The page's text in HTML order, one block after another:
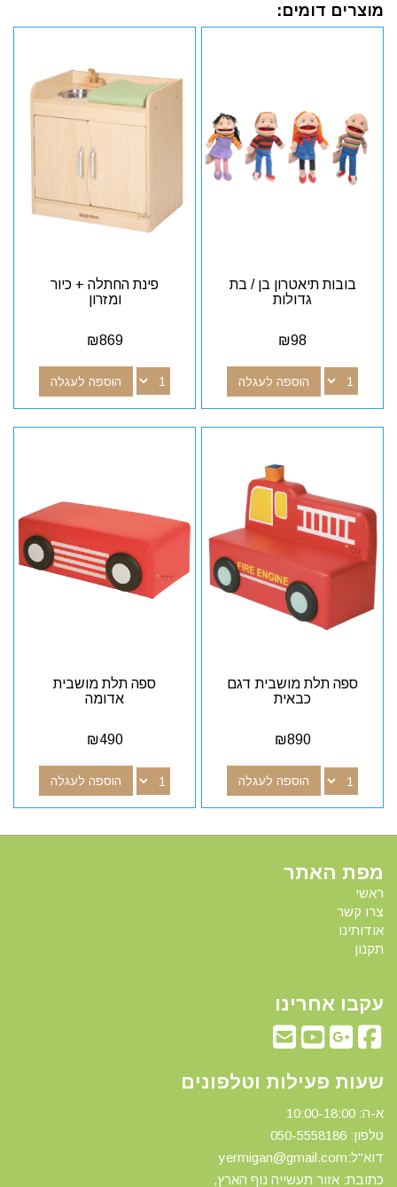
מוצרים דומים:
בובות תיאטרון בן / בת
גדולות
₪98
הוספה לעגלה
פינת החתלה + כיור
ומזרון
₪869
הוספה לעגלה
ספה תלת מושבית דגם
כבאית
₪890
הוספה לעגלה
ספה תלת מושבית
אדומה
₪490
הוספה לעגלה
מפת האתר
ראשי
צרו קשר
אודותינו
תקנון
עקבו אחרינו
שעות פעילות וטלפונים
א-ה: 10:00-18:00
טלפון: 0 50-5558186
דוא"ל:yermigan@gmail.com
כתובת: אזור תעשייה נוף הארץ,